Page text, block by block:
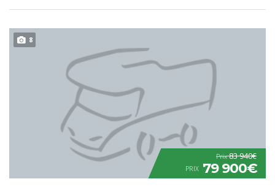
8
Prix83 940€
PRIX 79 900€